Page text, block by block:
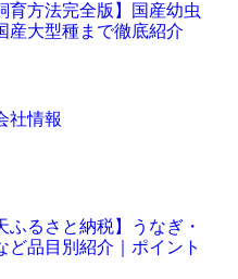
育方法完全版】国産幼虫
産大型種まで徹底紹介
社情報
ふるさと納税】うなぎ・
ど品目別紹介｜ポイント